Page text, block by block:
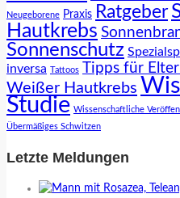
Neugeborene Praxis Ratgeber
Hautkrebs
Sonnenschutz
inversa Tattoos Tipps für
Weißer Hautkrebs
Studie Wissenschaftliche
Übermäßiges Schwitzen
Letzte Meldungen